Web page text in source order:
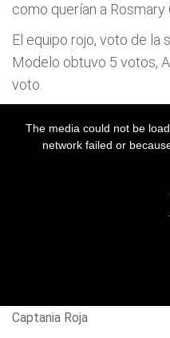
como querían a Rosmary
El equipo rojo, voto de la
Modelo obtuvo 5 votos,
voto.
Captania Roja